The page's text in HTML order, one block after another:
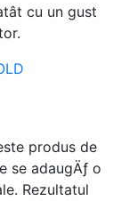
cu un gust
produs de
se adaugÄƒ o
Rezultatul